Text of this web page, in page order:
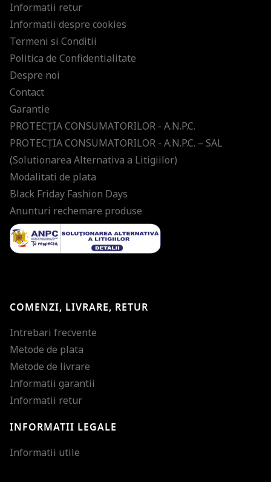
Informatii retur
Informatii despre cookies
Termeni si Conditii
Politica de Confidentialitate
Despre noi
Contact
Garantie
PROTECŢIA CONSUMATORILOR - A.N.P.C.
PROTECŢIA CONSUMATORILOR - A.N.P.C. – SAL
(Solutionarea Alternativa a Litigiilor)
Modalitati de plata
Black Friday Fashion Days
Anunturi rechemare produse
COMENZI, LIVRARE, RETUR
Intrebari frecvente
Metode de plata
Metode de livrare
Informatii garantii
Informatii retur
INFORMATII LEGALE
Informatii utile